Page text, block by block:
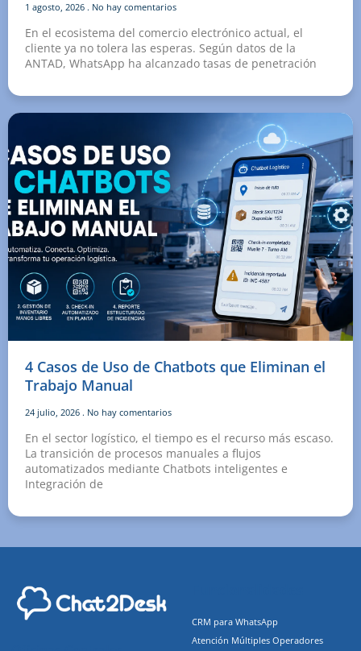
1 agosto, 2026 No hay comentarios
En el ecosistema del comercio electrónico actual, el
cliente ya no tolera las esperas. Según datos de la
ANTAD, WhatsApp ha alcanzado tasas de penetración
4 Casos de Uso de Chatbots que Eliminan el
Trabajo Manual
24 julio, 2026 No hay comentarios
En el sector logístico, el tiempo es el recurso más escaso.
La transición de procesos manuales a flujos
automatizados mediante Chatbots inteligentes e
Integración de
CRM para WhatsApp
Atención Múltiples Operadores